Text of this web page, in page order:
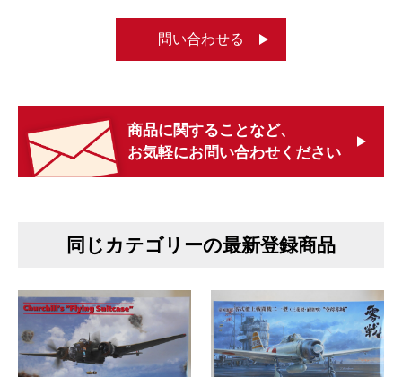
問い合わせる
商品に関することなど、
お気軽にお問い合わせください
同じカテゴリーの最新登録商品